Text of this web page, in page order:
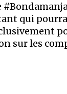
qui
sur les